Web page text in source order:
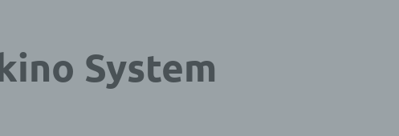
System